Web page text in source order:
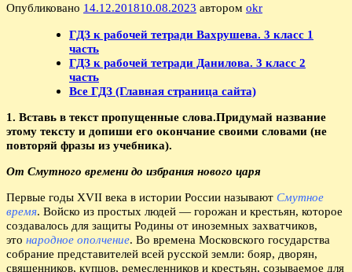
Опубликовано 14.12.201810.08.2023 автором okr
ГДЗ к рабочей тетради Вахрушева. 3 класс 1
часть
ГДЗ к рабочей тетради Данилова. 3 класс 2
часть
Все ГДЗ (Главная страница сайта)
1. Вставь в текст пропущенные слова.Придумай название
этому тексту и допиши его окончание своими словами (не
повторяй фразы из учебника).
От Смутного времени до избрания нового царя
Первые годы XVII века в истории России называют Смутное
время. Войско из простых людей — горожан и крестьян, которое
создавалось для защиты Родины от иноземных захватчиков,
это народное ополчение. Во времена Московского государства
собрание представителей всей русской земли: бояр, дворян,
священников, купцов, ремесленников и крестьян, созываемое для